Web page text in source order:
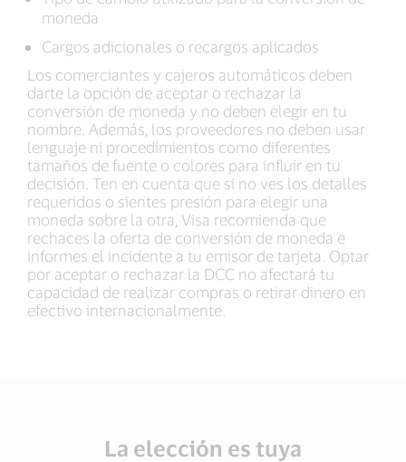
moneda
Cargos adicionales o recargos aplicados
Los comerciantes y cajeros automáticos deben
darte la opción de aceptar o rechazar la
conversión de moneda y no deben elegir en tu
nombre. Además, los proveedores no deben usar
lenguaje ni procedimientos como diferentes
tamaños de fuente o colores para influir en tu
decisión. Ten en cuenta que si no ves los detalles
requeridos o sientes presión para elegir una
moneda sobre la otra, Visa recomienda que
rechaces la oferta de conversión de moneda e
informes el incidente a tu emisor de tarjeta. Optar
por aceptar o rechazar la DCC no afectará tu
capacidad de realizar compras o retirar dinero en
efectivo internacionalmente.
La elección es tuya